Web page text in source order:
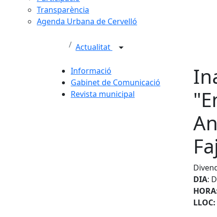
Transparència
Agenda Urbana de Cervelló
Actualitat
Informació
Gabinet de Comunicació
Revista municipal
DIA:
LLOC: